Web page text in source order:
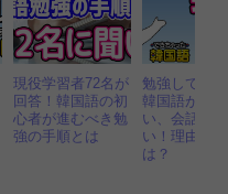
現役学習者72名が
回答！韓国語の初
心者が進むべき勉
強の手順とは
勉強してい
韓国語が話
い、会話が
い！理由と
は？